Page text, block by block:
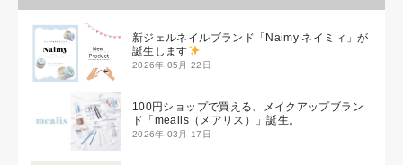
新ジェルネイルブランド「Naimy ネイミィ」が
誕生します
2026年 05月 22日
100円ショップで買える、メイクアップブラン
ド「mealis（メアリス）」誕生。
2026年 03月 17日